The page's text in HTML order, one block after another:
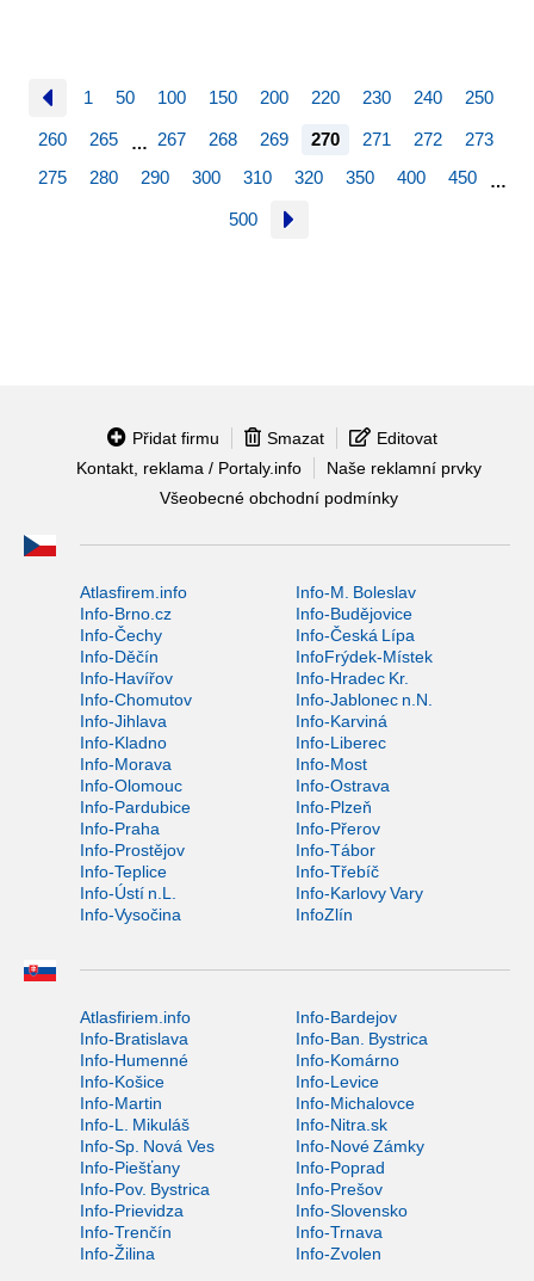
1 50 100 150 200 220 230 240 250
260 265 … 267 268 269 270 271 272
273
275
280 290 300 310 320 350 400 450 …
500
Přidat firmu Smazat
Editovat
Kontakt, reklama / Portaly.info
Naše reklamní prvky
Všeobecné obchodní podmínky
Atlasfirem.info
Info-M. Boleslav
Info-Brno.cz
Info-Budějovice
Info-Čechy
Info-Česká Lípa
Info-Děčín
InfoFrýdek-Místek
Info-Havířov
Info-Hradec Kr.
Info-Chomutov
Info-Jablonec n.N.
Info-Jihlava
Info-Karviná
Info-Kladno
Info-Liberec
Info-Morava
Info-Most
Info-Olomouc
Info-Ostrava
Info-Pardubice
Info-Plzeň
Info-Praha
Info-Přerov
Info-Prostějov
Info-Tábor
Info-Teplice
Info-Třebíč
Info-Ústí n.L.
Info-Karlovy Vary
Info-Vysočina
InfoZlín
Atlasfiriem.info
Info-Bardejov
Info-Bratislava
Info-Ban. Bystrica
Info-Humenné
Info-Komárno
Info-Košice
Info-Levice
Info-Martin
Info-Michalovce
Info-L. Mikuláš
Info-Nitra.sk
Info-Sp. Nová Ves
Info-Nové Zámky
Info-Piešťany
Info-Poprad
Info-Pov. Bystrica
Info-Prešov
Info-Prievidza
Info-Slovensko
Info-Trenčín
Info-Trnava
Info-Žilina
Info-Zvolen